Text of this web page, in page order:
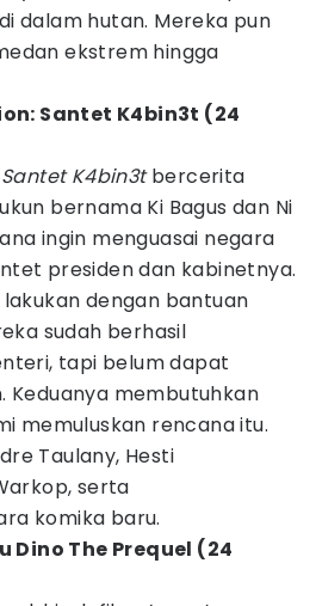
dalam hutan. Mereka pun
ekstrem hingga
Santet K4bin3t (24
K4bin3tbercerita
bernama Ki Bagus dan Ni
ingin menguasai negara
presiden dan kabinetnya.
dengan bantuan
sudah berhasil
tapi belum dapat
Keduanya membutuhkan
memuluskan rencana itu.
Taulany, Hesti
serta
komika baru.
Dino The Prequel (24